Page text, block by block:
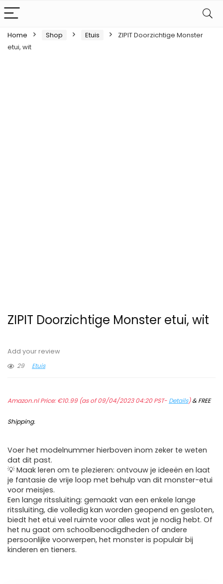
Home Shop Etuis
ZIPIT Doorzichtige Monster
etui, wit
ZIPIT Doorzichtige Monster etui, wit
Add your review
29
Etuis
Amazon.nl Price:€10.99(as of 09/04/2023 04:20 PST- Details)&FREE
Shipping.
Voer het modelnummer hierboven inom zeker te weten
dat dit past.
💡 Maak leren om te plezieren: ontvouw je ideeën en laat
je fantasie de vrije loop met behulp van dit monster-etui
voor meisjes.
Een lange ritssluiting: gemaakt van een enkele lange
ritssluiting, die volledig kan worden geopend en gesloten,
biedt het etui veel ruimte voor alles wat je nodig hebt. Of
het nu gaat om schoolbenodigdheden of andere
persoonlijke voorwerpen, het monster is populair bij
kinderen en tieners.